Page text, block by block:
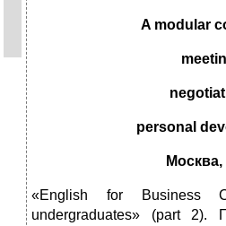
A modular
personal
Москва,
«English for Business
undergraduates» (part 2).